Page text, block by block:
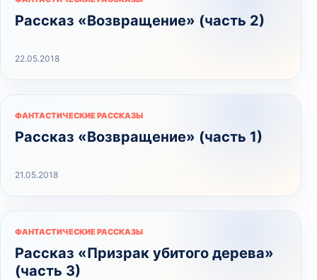
Рассказ «Возвращение» (часть 2)
22.05.2018
ФАНТАСТИЧЕСКИЕ РАССКАЗЫ
Рассказ «Возвращение» (часть 1)
21.05.2018
ФАНТАСТИЧЕСКИЕ РАССКАЗЫ
Рассказ «Призрак убитого дерева»
(часть 3)